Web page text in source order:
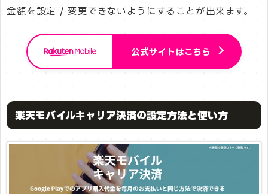
金額を設定 / 変更できないようにすることが出来ます。
公式サイトはこちら
楽天モバイルキャリア決済の設定方法と使い方